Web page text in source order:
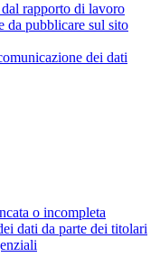
rapporto di lavoro
da pubblicare sul sito
dei dati
o incompleta
dati da parte dei titolari